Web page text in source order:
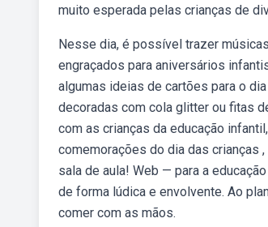
muito esperada pelas crianças de
Nesse dia, é possível trazer
engraçados para aniversários
algumas ideias de cartões para o
decoradas com cola glitter ou fitas
com as crianças da educação
comemorações do dia das crianças
sala de aula! Web — para a
de forma lúdica e envolvente. Ao
comer com as mãos.